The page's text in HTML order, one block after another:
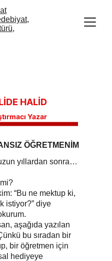
ÖĞRETMENİM
yıllardan sonra…
“Bu ne mektup ki,
istiyor?” diye
aşağıda yazılan
bu sıradan bir
bir öğretmen için
hediyeye
HALİD
Yazar